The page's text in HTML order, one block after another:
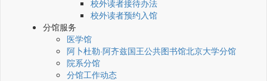
校外读者接待办法
校外读者预约入馆
分馆服务
医学馆
阿卜杜勒·阿齐兹国王公共图书馆北京大学分馆
院系分馆
分馆工作动态